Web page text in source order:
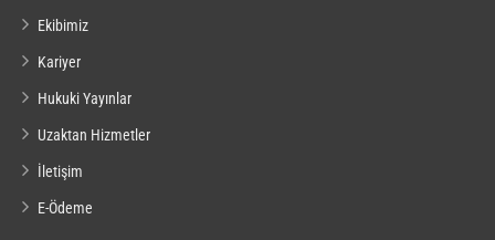
Ekibimiz
Kariyer
Hukuki Yayınlar
Uzaktan Hizmetler
İletişim
E-Ödeme